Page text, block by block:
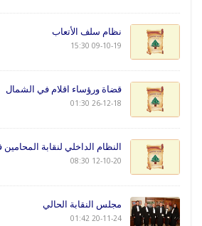
نظام سلف الأتعاب
09-10-19 15:30
قضاة ورؤساء اقلام في الشمال
26-12-18 01:30
النظام الداخلي لنقابة
12-10-20 08:30
مجلس النقابة الحالي
20-11-24 01:42